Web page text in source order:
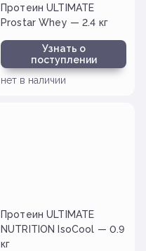
Протеин ULTIMATE
Prostar Whey — 2.4 кг
Узнать о
поступлении
нет в наличии
Протеин ULTIMATE
NUTRITION IsoCool — 0.9
кг